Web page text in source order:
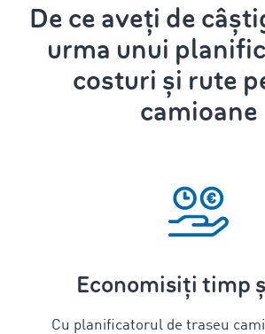
De ce aveți de
urma unui
costuri și rute
camioane
Economisiți timp
Cu planificatorul de traseu